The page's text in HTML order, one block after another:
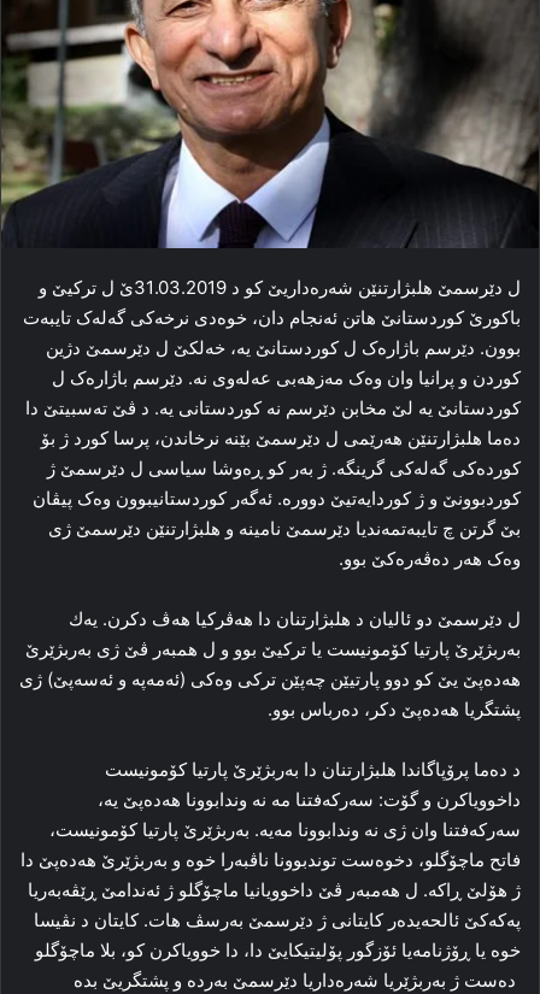
ل دێرسمێ هلبژارتنێن شه‌ره‌داریێ كو د 31.03.2019ێ ل تركیێ و
باكورێ كوردستانێ ھاتن ئەنجام دان، خوه‌دی نرخه‌کی گه‌له‌ک تایبه‌ت
بوون. دێرسم باژاره‌ک ل کوردستانێ یه‌، خه‌لکێ ل دێرسمێ دژین
کوردن و پرانیا وان وه‌ک مه‌زهه‌بی عەله‌وی نه‌. دێرسم باژاره‌ک ل
کوردستانێ یه‌ لێ مخابن دێرسم نه‌ کوردستانی یه‌. د ڤێ ته‌سبیتێ دا
ده‌ما هلبژارتنێن هه‌رێمی ل دێرسمێ بێنه‌ نرخاندن، پرسا کورد ژ بۆ
کورده‌کی گه‌له‌کی گرینگه‌. ژ به‌ر کو ڕه‌وشا سیاسی ل دێرسمێ ژ
کوردبوونێ و ژ کوردایەتیێ دووره‌. ئه‌گه‌ر کوردستانیبوون وه‌ک پیڤان
بێ گرتن چ تایبه‌تمه‌ندیا دێرسمێ نامینه‌ و هلبژارتنێن دێرسمێ ژی
وه‌ک هه‌ر ده‌ڤه‌ره‌کێ بوو.
ل دێرسمێ دو ئالیان د هلبژارتنان دا ھەڤركیا ھەڤ دكرن. یەك
به‌ربژێرێ پارتیا کۆمونیست یا ترکیێ بوو و ل همبه‌ر ڤێ ژی به‌ربژێرێ
هەدەپێ یێ کو دوو پارتیێن چه‌پێن ترکی وه‌کی (ئه‌مه‌پە و ئه‌سەپێ) ژی
پشتگریا هەدەپێ دکر، ده‌رباس بوو.
د ده‌ما پرۆپاگاندا هلبژارتنان دا به‌ربژێرێ پارتیا کۆمونیست
داخوویاکرن و گۆت: سه‌رکه‌فتنا مه‌ نه‌ وندابوونا هەدەپێ یه‌،
سه‌رکه‌فتنا وان ژی نه‌ وندابوونا مه‌یه‌. به‌ربژێرێ پارتیا کۆمونیست،
فاتح ماچۆگلو، دخوه‌ست توندبوونا ناڤبه‌را خوه‌ و به‌ربژێرێ هەدەپێ دا
ژ هۆلێ ڕاکه‌. ل هەمبه‌ر ڤێ داخوویانیا ماچۆگلو ژ ئه‌ندامێ ڕێڤه‌به‌ریا
پەکەکێ ئالحه‌یده‌ر کایتانی ژ دێرسمێ به‌رسڤ هات. کایتان د نڤیسا
خوه‌ یا ڕۆژنامه‌یا ئۆزگور پۆلیتیکایێ دا‌، دا خوویاکرن کو، بلا ماچۆگلو
دەست ژ به‌ربژێریا شه‌ره‌داریا دێرسمێ به‌ردە و پشتگریێ بده‌